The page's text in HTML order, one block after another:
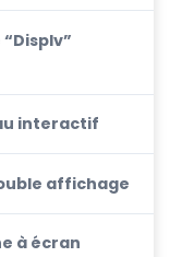
interactif
affichage
à écran